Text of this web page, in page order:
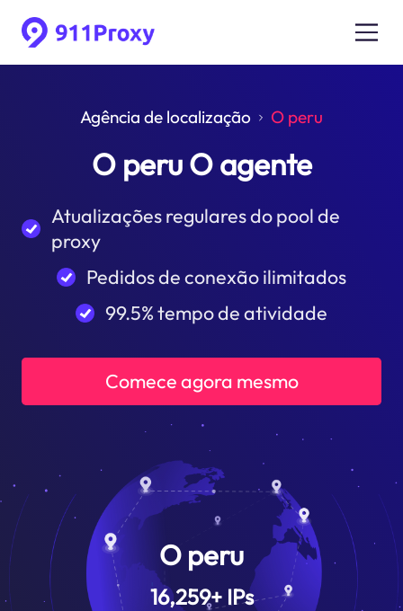
Agência de localização O peru
O peru O agente
Atualizações regulares do pool de
proxy
Pedidos de conexão ilimitados
99.5% tempo de atividade
Comece agora mesmo
O peru
16,259+IPs